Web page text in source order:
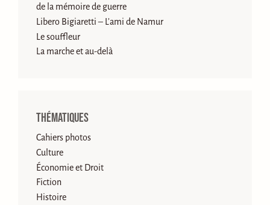
de la mémoire de guerre
Libero Bigiaretti – L’ami de Namur
Le souffleur
La marche et au-delà
Thématiques
Cahiers photos
Culture
Économie et Droit
Fiction
Histoire